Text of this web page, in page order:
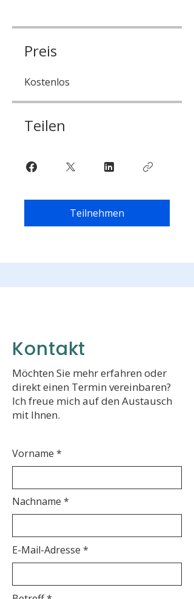
Preis
Kostenlos
Teilen
Teilnehmen
Kontakt
Möchten Sie mehr erfahren oder
direkt einen Termin vereinbaren?
Ich freue mich auf den Austausch
mit Ihnen.
Vorname
Nachname
E-Mail-Adresse